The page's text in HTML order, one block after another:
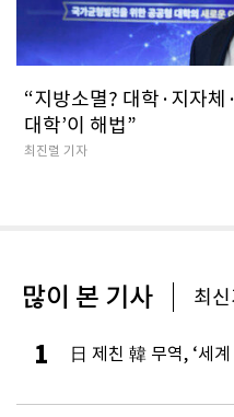
“지방소멸? 대학·지자체
대학’이 해법”
최진렬 기자
많이 본 기사 최
1 日 제친 韓 무역, ‘세